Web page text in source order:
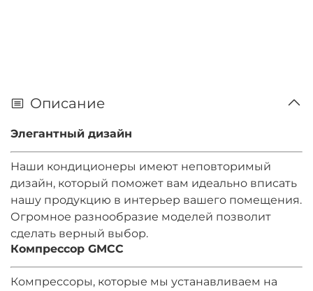
Описание
Элегантный дизайн
Наши кондиционеры имеют неповторимый
дизайн, который поможет вам идеально вписать
нашу продукцию в интерьер вашего помещения.
Огромное разнообразие моделей позволит
сделать верный выбор.
Компрессор GMCC
Компрессоры, которые мы устанавливаем на